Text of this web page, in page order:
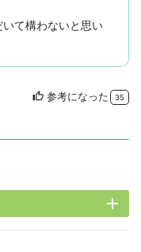
て構わないと思い
thumb_up 参考になった 35
add